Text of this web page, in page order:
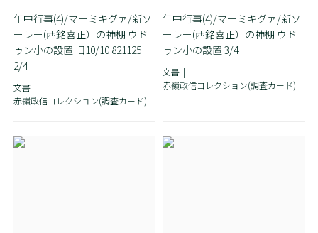
年中行事(4)/マーミキグァ/新ソ
ーレー(西銘喜正）の神棚 ウド
ゥン小の設置 旧10/10 821125
2/4
文書
赤嶺政信コレクション(調査カード)
年中行事(4)/マーミキグァ/新ソ
ーレー(西銘喜正）の神棚 ウド
ゥン小の設置 3/4
文書
赤嶺政信コレクション(調査カード)